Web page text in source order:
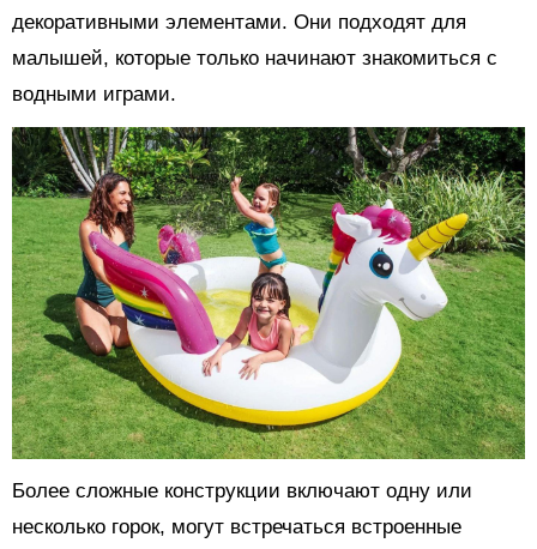
декоративными элементами. Они подходят для
малышей, которые только начинают знакомиться с
водными играми.
Более сложные конструкции включают одну или
несколько горок, могут встречаться встроенные